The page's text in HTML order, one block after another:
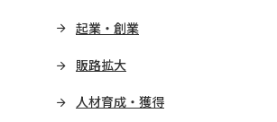
起業・創業
販路拡大
人材育成・獲得